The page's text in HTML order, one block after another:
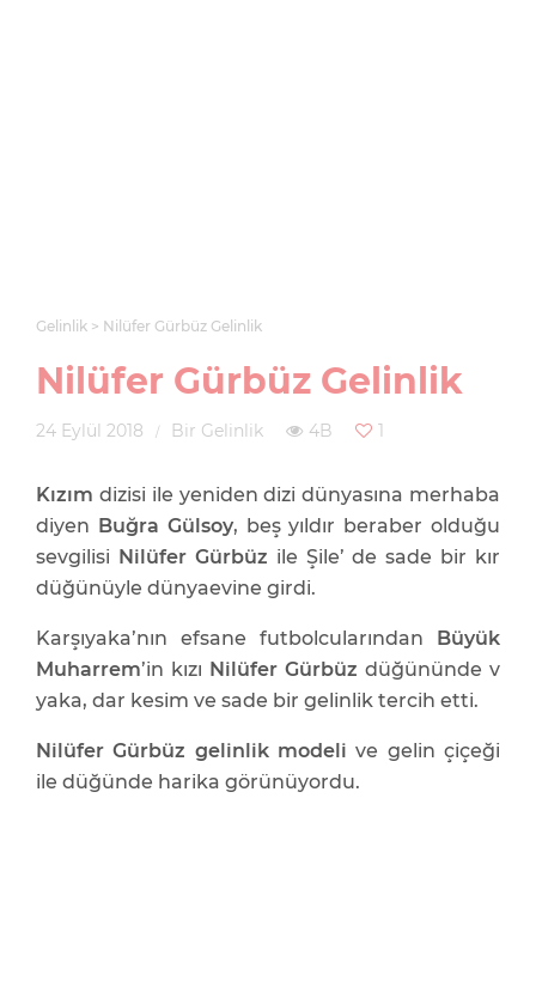
Gelinlik Nilüfer Gürbüz Gelinlik
Nilüfer Gürbüz Gelinlik
24 Eylül 2018 Bir Gelinlik 4B 1
Kızım dizisi ile yeniden dizi dünyasına merhaba
diyen Buğra Gülsoy, beş yıldır beraber olduğu
sevgilisi Nilüfer Gürbüz ile Şile’ de sade bir kır
düğünüyle dünyaevine girdi.
Karşıyaka’nın efsane futbolcularından Büyük
Muharrem’in kızı Nilüfer Gürbüz düğününde v
yaka, dar kesim ve sade bir gelinlik tercih etti.
Nilüfer Gürbüz gelinlik modeli ve gelin çiçeği
ile düğünde harika görünüyordu.